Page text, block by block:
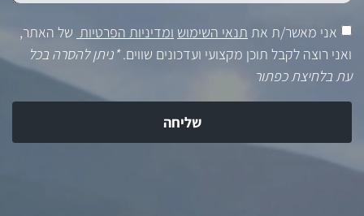
אני מאשר/ת את תנאי השימוש ומדיניות הפרטיות של האתר,
ואני רוצה לקבל תוכן מקצועי ועדכונים שווים.*ניתן להסרה בכל
עת בלחיצת כפתור
שליחה